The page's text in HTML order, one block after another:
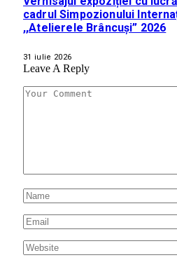
cadrul Simpozionului
,,Atelierele Brâncuși” 2026
31 iulie 2026
Leave A Reply